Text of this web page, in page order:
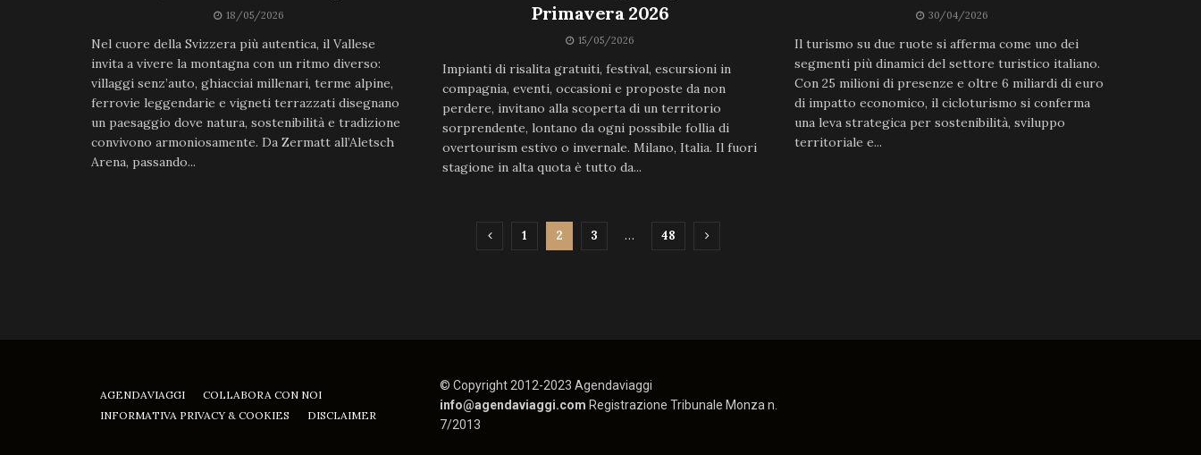
18/05/2026
Nel cuore della Svizzera più autentica, il Vallese
invita a vivere la montagna con un ritmo diverso:
villaggi senz’auto, ghiacciai millenari, terme alpine,
ferrovie leggendarie e vigneti terrazzati disegnano
un paesaggio dove natura, sostenibilità e tradizione
convivono armoniosamente. Da Zermatt all’Aletsch
Arena, passando...
Primavera 2026
15/05/2026
Impianti di risalita gratuiti, festival, escursioni in
compagnia, eventi, occasioni e proposte da non
perdere, invitano alla scoperta di un territorio
sorprendente, lontano da ogni possibile follia di
overtourism estivo o invernale. Milano, Italia. Il fuori
stagione in alta quota è tutto da...
30/04/2026
Il turismo su due ruote si afferma come uno dei
segmenti più dinamici del settore turistico italiano.
Con 25 milioni di presenze e oltre 6 miliardi di euro
di impatto economico, il cicloturismo si conferma
una leva strategica per sostenibilità, sviluppo
territoriale e...
1 2 3 … 48
AGENDAVIAGGI
COLLABORA CON NOI
INFORMATIVA PRIVACY & COOKIES
DISCLAIMER
© Copyright 2012-2023 Agendaviaggi
info@agendaviaggi.com Registrazione Tribunale Monza n.
7/2013